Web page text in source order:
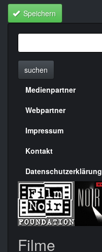
Speichern
suchen
Menülinks
rechte
Seite
Medienpartner
Webpartner
Impressum
Kontakt
Datenschutzerklärung
Filme